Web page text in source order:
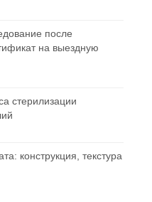
после
на выездную
стерилизации
конструкция, текстура